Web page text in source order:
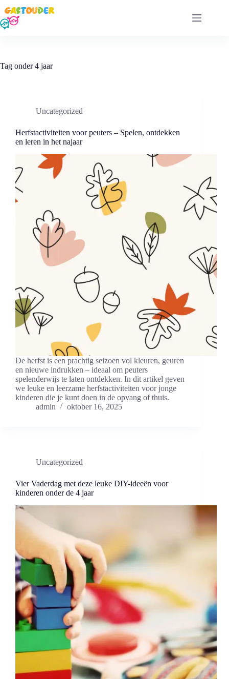
naar
de
inhoud
Tag onder 4 jaar
Uncategorized
Herfstactiviteiten voor peuters – Spelen, ontdekken
en leren in het najaar
De herfst is een prachtig seizoen vol kleuren, geuren
en nieuwe indrukken – ideaal om peuters
spelenderwijs te laten ontdekken. In dit artikel geven
we leuke en leerzame herfstactiviteiten voor jonge
kinderen die je kunt doen in de opvang of thuis.
admin
oktober 16, 2025
Uncategorized
Vier Vaderdag met deze leuke DIY-ideeën voor
kinderen onder de 4 jaar